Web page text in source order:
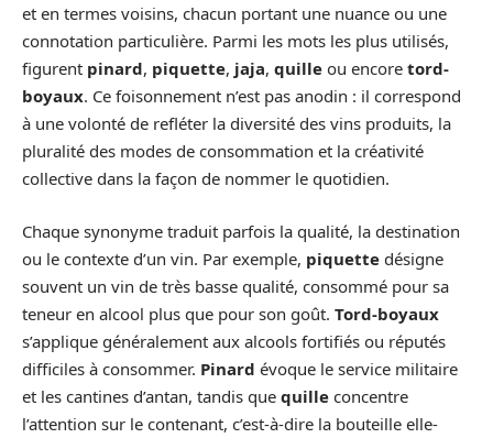
et en termes voisins, chacun portant une nuance ou une
connotation particulière. Parmi les mots les plus utilisés,
figurent pinard, piquette, jaja, quille ou encore tord-
boyaux. Ce foisonnement n’est pas anodin : il correspond
à une volonté de refléter la diversité des vins produits, la
pluralité des modes de consommation et la créativité
collective dans la façon de nommer le quotidien.
Chaque synonyme traduit parfois la qualité, la destination
ou le contexte d’un vin. Par exemple, piquette désigne
souvent un vin de très basse qualité, consommé pour sa
teneur en alcool plus que pour son goût. Tord-boyaux
s’applique généralement aux alcools fortifiés ou réputés
difficiles à consommer. Pinard évoque le service militaire
et les cantines d’antan, tandis que quille concentre
l’attention sur le contenant, c’est-à-dire la bouteille elle-